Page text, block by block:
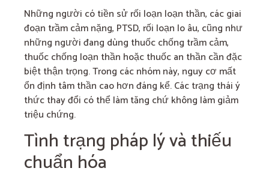
Những người có tiền sử rối loạn loạn thần, các giai
đoạn trầm cảm nặng, PTSD, rối loạn lo âu, cũng như
những người đang dùng thuốc chống trầm cảm,
thuốc chống loạn thần hoặc thuốc an thần cần đặc
biệt thận trọng. Trong các nhóm này, nguy cơ mất
ổn định tâm thần cao hơn đáng kể. Các trạng thái ý
thức thay đổi có thể làm tăng chứ không làm giảm
triệu chứng.
Tình trạng pháp lý và thiếu
chuẩn hóa